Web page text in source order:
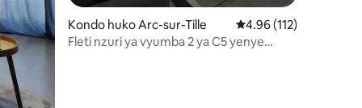
422 Kondo huko Arc-sur-Tille Ukadiriaji wa wastani
4.96 (112)
Fleti nzuri ya vyumba 2 ya C5 yenye